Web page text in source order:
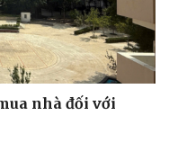
nhà đối với